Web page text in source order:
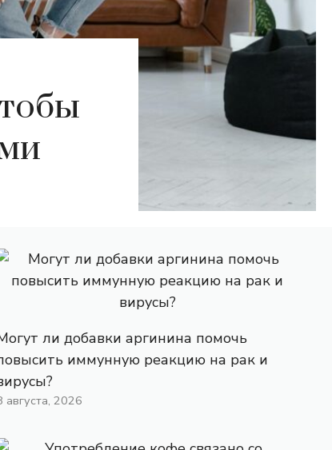
ли добавки аргинина помочь
иммунную реакцию на рак и
августа, 2026